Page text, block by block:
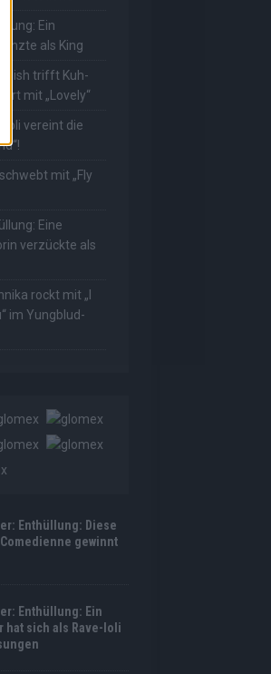
Ein
als King
trifft Kuh-
mit „Lovely“
Ioli vereint die
mit „Fly
Eine
verzückte als
rockt mit „I
im Yungblud-
Enthüllung: Diese
gewinnt
Enthüllung: Ein
hat sich als Rave-Ioli